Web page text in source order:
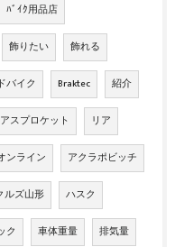
ﾊﾞｲｸ用品店
飾りたい 飾れる
バイク Braktec 紹介
スプロケット リア
ンライン アクラポビッチ
ルズ山形 ハスク
ク 車体重量 排気量